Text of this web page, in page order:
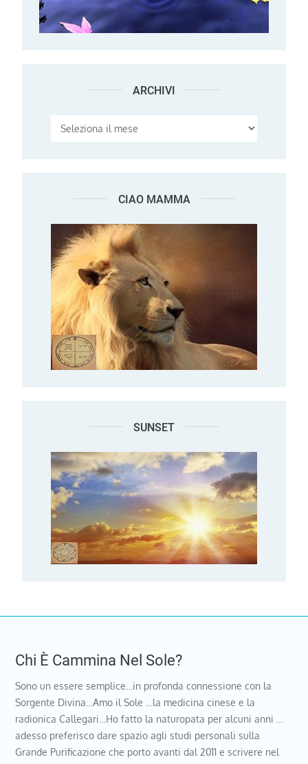
ARCHIVI Archivi
CIAO MAMMA
SUNSET
Chi È Cammina Nel Sole?
Sono un essere semplice…in profonda connessione con la
Sorgente Divina…Amo il Sole …la medicina cinese e la
radionica Callegari…Ho fatto la naturopata per alcuni anni …
adesso preferisco dare spazio agli studi personali sulla
Grande Purificazione che porto avanti dal 2011 e scrivere nel